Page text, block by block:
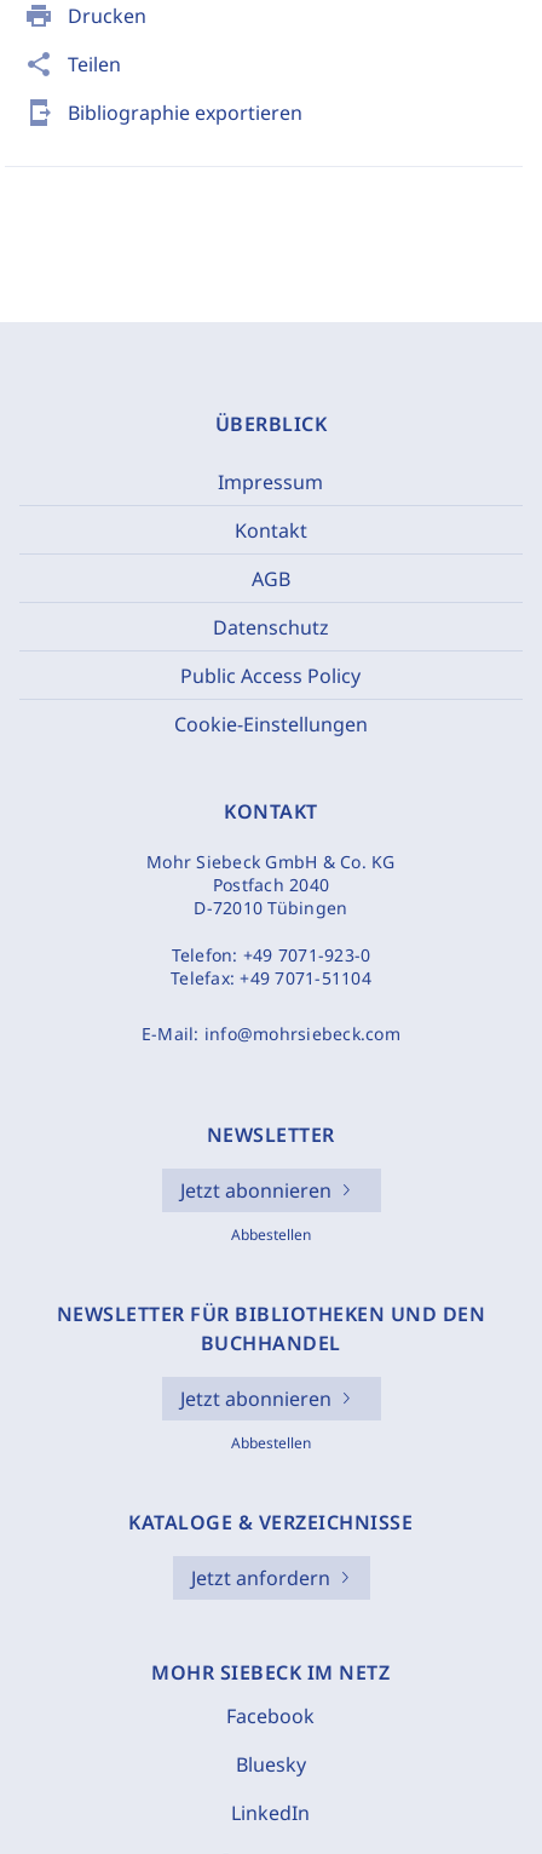
print Drucken
share Teilen
send_to_mobile Bibliographie exportieren
ÜBERBLICK
Impressum
Kontakt
AGB
Datenschutz
Public Access Policy
Cookie-Einstellungen
KONTAKT
Mohr Siebeck GmbH & Co. KG
Postfach 2040
D-72010 Tübingen
Telefon: +49 7071-923-0
Telefax:+49 7071-51104
E-Mail: info@mohrsiebeck.com
NEWSLETTER
Jetzt abonnieren
Abbestellen
NEWSLETTER FÜR BIBLIOTHEKEN UND DEN
BUCHHANDEL
Jetzt abonnieren
Abbestellen
KATALOGE & VERZEICHNISSE
Jetzt anfordern
MOHR SIEBECK IM NETZ
Facebook
Bluesky
LinkedIn